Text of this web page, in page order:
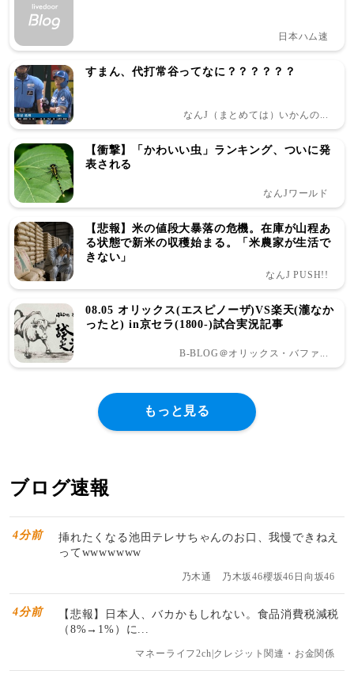
日本ハム速
すまん、代打常谷ってなに？？？？？？
なんJ（まとめては）いかんの...
【衝撃】「かわいい虫」ランキング、ついに発
表される
なんJワールド
【悲報】米の値段大暴落の危機。在庫が山程あ
る状態で新米の収穫始まる。「米農家が生活で
きない」
なんJ PUSH!!
08.05 オリックス(エスピノーザ)VS楽天(瀧なか
ったと) in京セラ(1800-)試合実況記事
B-BLOG＠オリックス・バファ...
もっと見る
ブログ速報
4分前
挿れたくなる池田テレサちゃんのお口、我慢できねえ
ってwwwwwww
乃木通 乃木坂46櫻坂46日向坂46
4分前
【悲報】日本人、バカかもしれない。食品消費税減税
（8%→1%）に...
マネーライフ2ch|クレジット関連・お金関係